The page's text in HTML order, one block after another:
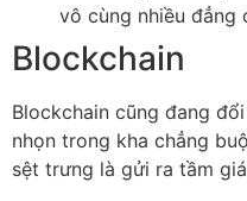
vô cùng nhiều đẳng
Blockchain
Blockchain cũng đang
nhọn trong kha chẳng
sệt trưng là gửi ra tầm